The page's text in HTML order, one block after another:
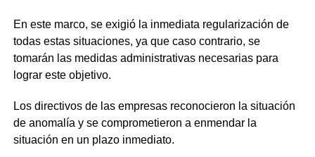
En este marco, se exigió la inmediata regularización de
todas estas situaciones, ya que caso contrario, se
tomarán las medidas administrativas necesarias para
lograr este objetivo.
Los directivos de las empresas reconocieron la situación
de anomalía y se comprometieron a enmendar la
situación en un plazo inmediato.